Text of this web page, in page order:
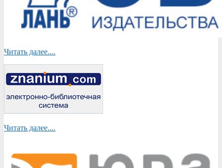
Читать далее....
Читать далее....